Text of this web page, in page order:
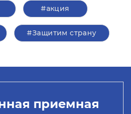
#акция
#Защитим страну
приемная